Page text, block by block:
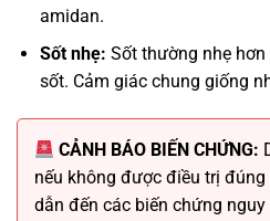
amidan.
Sốt nhẹ: Sốt thường nhẹ
sốt. Cảm giác chung giống
CẢNH BÁO BIẾN CHỨNG:
nếu không được điều trị
dẫn đến các biến chứng